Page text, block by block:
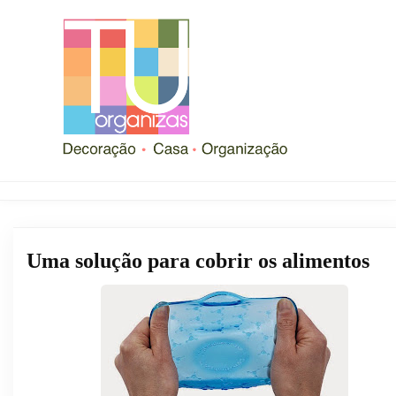
Uma solução para cobrir os alimentos